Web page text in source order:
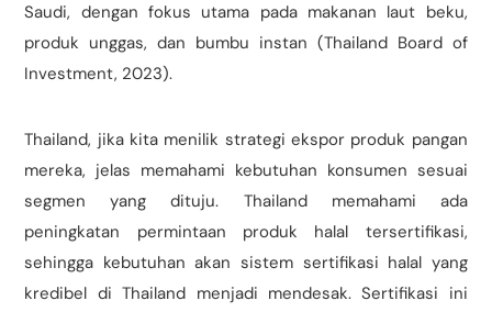
Saudi, dengan fokus utama pada makanan laut beku,
produk unggas, dan bumbu instan (Thailand Board of
Investment, 2023).
Thailand, jika kita menilik strategi ekspor produk pangan
mereka, jelas memahami kebutuhan konsumen sesuai
segmen yang dituju. Thailand memahami ada
peningkatan permintaan produk halal tersertifikasi,
sehingga kebutuhan akan sistem sertifikasi halal yang
kredibel di Thailand menjadi mendesak. Sertifikasi ini